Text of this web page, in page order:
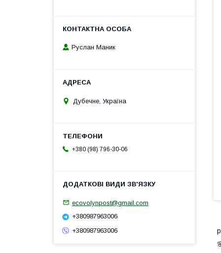
Руслан Маник
Дубечне, Україна
+380 (98) 796-30-06
ecovolynpost@gmail.com
+380987963006
+380987963006